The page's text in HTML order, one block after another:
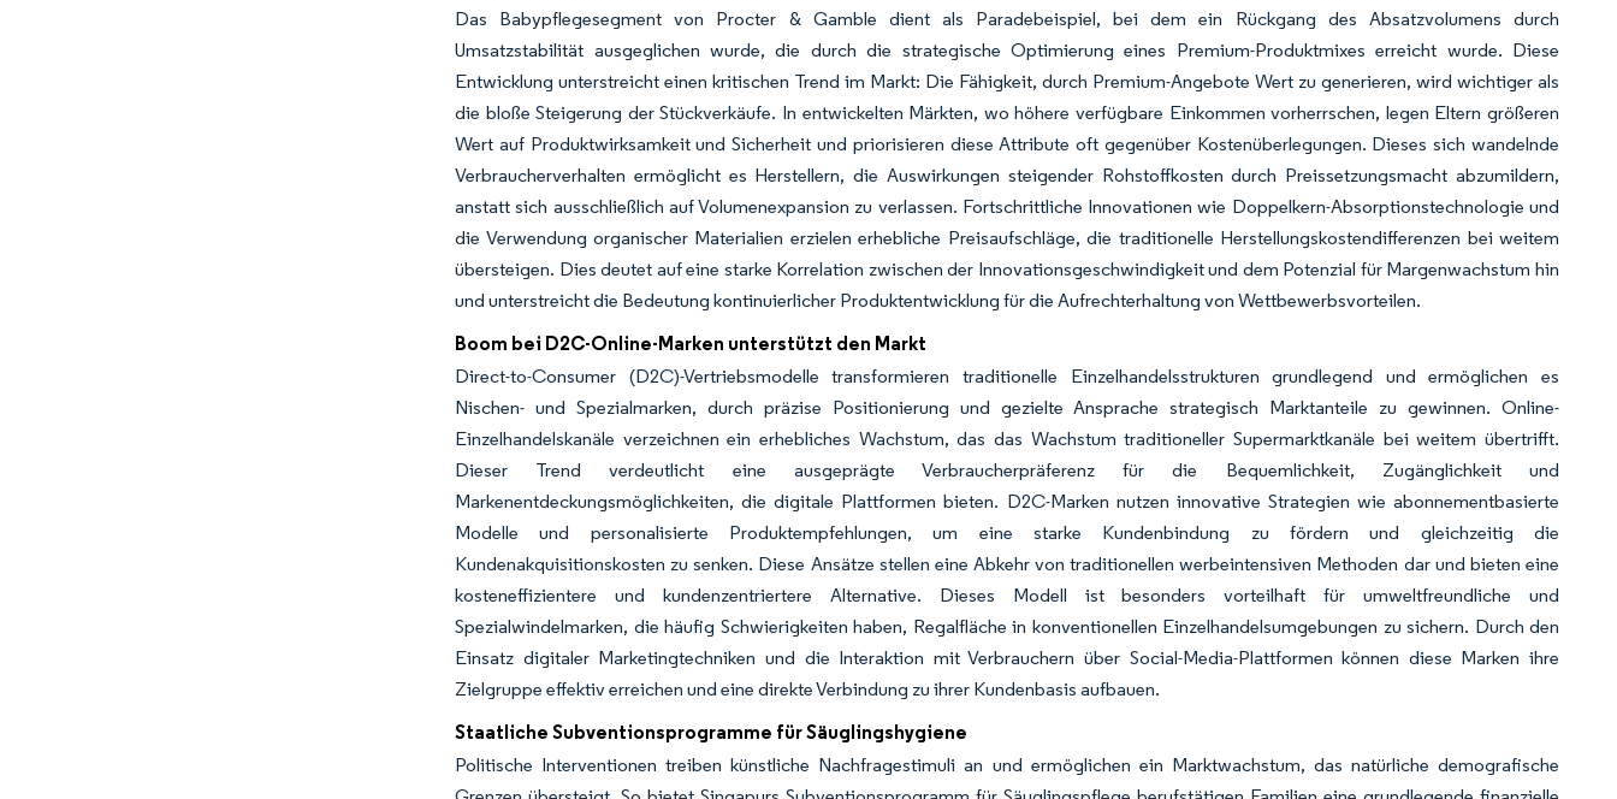
Das Babypflegesegment von Procter & Gamble dient als Paradebeispiel, bei dem ein Rückgang des Absatzvolumens durch
Umsatzstabilität ausgeglichen wurde, die durch die strategische Optimierung eines Premium-Produktmixes erreicht wurde. Diese
Entwicklung unterstreicht einen kritischen Trend im Markt: Die Fähigkeit, durch Premium-Angebote Wert zu generieren, wird wichtiger als
die bloße Steigerung der Stückverkäufe. In entwickelten Märkten, wo höhere verfügbare Einkommen vorherrschen, legen Eltern größeren
Wert auf Produktwirksamkeit und Sicherheit und priorisieren diese Attribute oft gegenüber Kostenüberlegungen. Dieses sich wandelnde
Verbraucherverhalten ermöglicht es Herstellern, die Auswirkungen steigender Rohstoffkosten durch Preissetzungsmacht abzumildern,
anstatt sich ausschließlich auf Volumenexpansion zu verlassen. Fortschrittliche Innovationen wie Doppelkern-Absorptionstechnologie und
die Verwendung organischer Materialien erzielen erhebliche Preisaufschläge, die traditionelle Herstellungskostendifferenzen bei weitem
übersteigen. Dies deutet auf eine starke Korrelation zwischen der Innovationsgeschwindigkeit und dem Potenzial für Margenwachstum hin
und unterstreicht die Bedeutung kontinuierlicher Produktentwicklung für die Aufrechterhaltung von Wettbewerbsvorteilen.
Boom bei D2C-Online-Marken unterstützt den Markt
Direct-to-Consumer (D2C)-Vertriebsmodelle transformieren traditionelle Einzelhandelsstrukturen grundlegend und ermöglichen es
Nischen- und Spezialmarken, durch präzise Positionierung und gezielte Ansprache strategisch Marktanteile zu gewinnen. Online-
Einzelhandelskanäle verzeichnen ein erhebliches Wachstum, das das Wachstum traditioneller Supermarktkanäle bei weitem übertrifft.
Dieser Trend verdeutlicht eine ausgeprägte Verbraucherpräferenz für die Bequemlichkeit, Zugänglichkeit und
Markenentdeckungsmöglichkeiten, die digitale Plattformen bieten. D2C-Marken nutzen innovative Strategien wie abonnementbasierte
Modelle und personalisierte Produktempfehlungen, um eine starke Kundenbindung zu fördern und gleichzeitig die
Kundenakquisitionskosten zu senken. Diese Ansätze stellen eine Abkehr von traditionellen werbeintensiven Methoden dar und bieten eine
kosteneffizientere und kundenzentriertere Alternative. Dieses Modell ist besonders vorteilhaft für umweltfreundliche und
Spezialwindelmarken, die häufig Schwierigkeiten haben, Regalfläche in konventionellen Einzelhandelsumgebungen zu sichern. Durch den
Einsatz digitaler Marketingtechniken und die Interaktion mit Verbrauchern über Social-Media-Plattformen können diese Marken ihre
Zielgruppe effektiv erreichen und eine direkte Verbindung zu ihrer Kundenbasis aufbauen.
Staatliche Subventionsprogramme für Säuglingshygiene
Politische Interventionen treiben künstliche Nachfragestimuli an und ermöglichen ein Marktwachstum, das natürliche demografische